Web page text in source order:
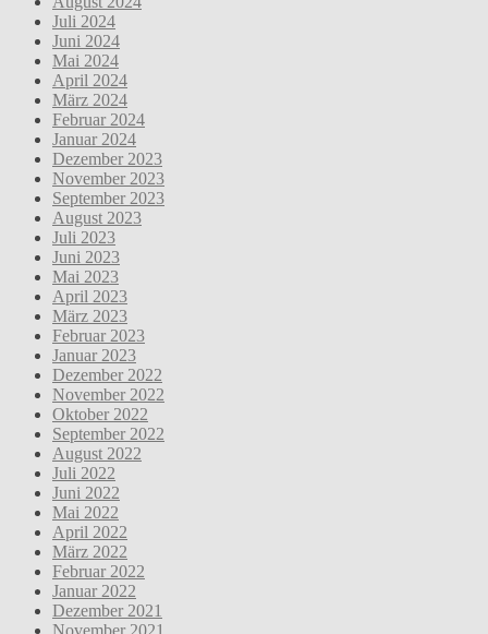
Juli 2024
Juni 2024
Mai 2024
April 2024
März 2024
Februar 2024
Januar 2024
Dezember 2023
November 2023
September 2023
August 2023
Juli 2023
Juni 2023
Mai 2023
April 2023
März 2023
Februar 2023
Januar 2023
Dezember 2022
November 2022
Oktober 2022
September 2022
August 2022
Juli 2022
Juni 2022
Mai 2022
April 2022
März 2022
Februar 2022
Januar 2022
Dezember 2021
November 2021